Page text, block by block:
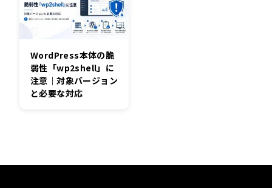
WordPress本体の脆
弱性「wp2shell」に
注意｜対象バージョン
と必要な対応